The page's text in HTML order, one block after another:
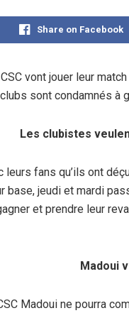
Share on Facebook
vont jouer leur
sont condamnés à
Les clubistes
fans qu’ils ont
base, jeudi et mardi
et prendre leur
Madoui
Madoui ne pourra